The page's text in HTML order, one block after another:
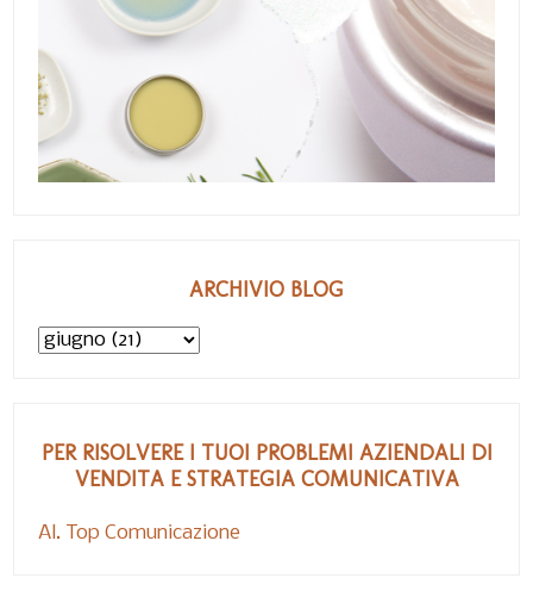
ARCHIVIO BLOG
PER RISOLVERE I TUOI PROBLEMI AZIENDALI DI
VENDITA E STRATEGIA COMUNICATIVA
Al. Top Comunicazione